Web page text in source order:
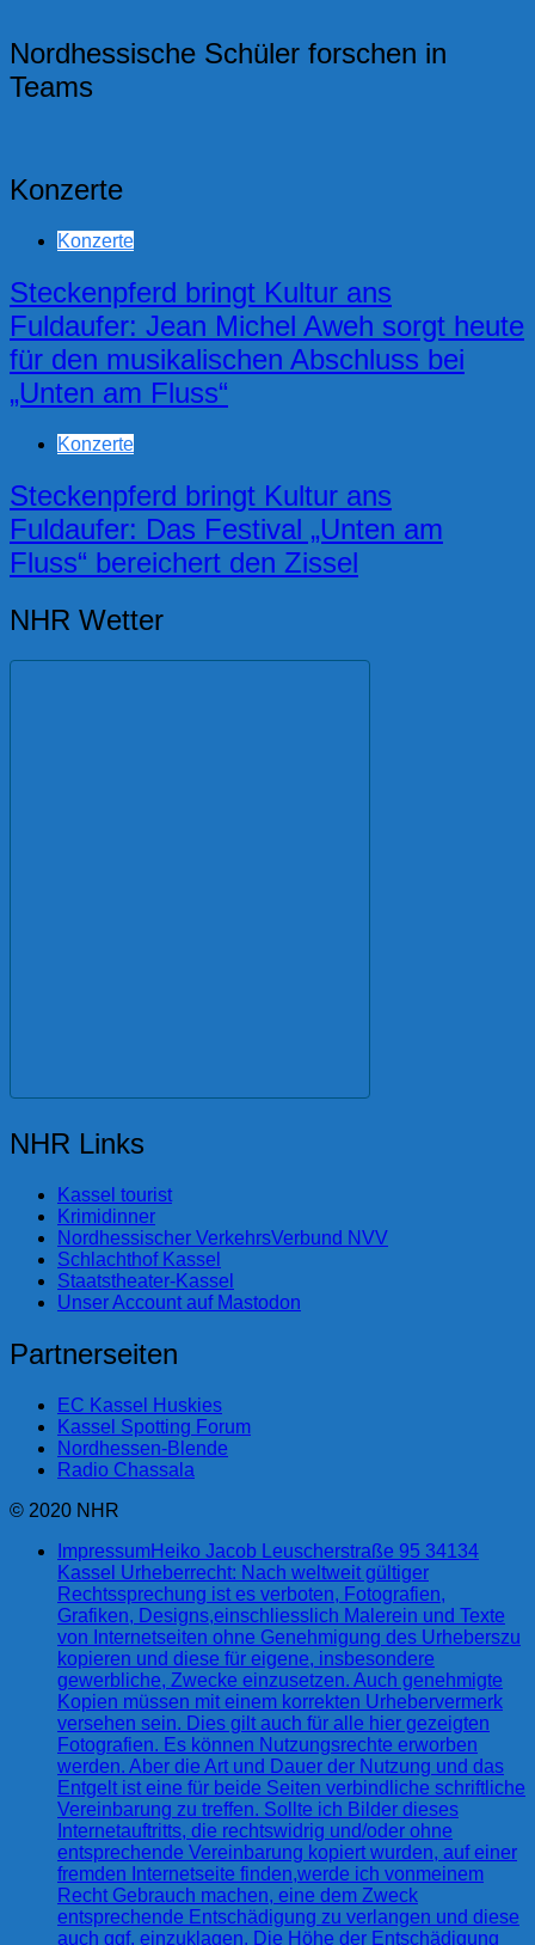
Nordhessische Schüler forschen in
Teams
Konzerte
Konzerte
Steckenpferd bringt Kultur ans
Fuldaufer: Jean Michel Aweh sorgt heute
für den musikalischen Abschluss bei
„Unten am Fluss“
Konzerte
Steckenpferd bringt Kultur ans
Fuldaufer: Das Festival „Unten am
Fluss“ bereichert den Zissel
NHR Wetter
NHR Links
Kassel tourist
Krimidinner
Nordhessischer VerkehrsVerbund NVV
Schlachthof Kassel
Staatstheater-Kassel
Unser Account auf Mastodon
Partnerseiten
EC Kassel Huskies
Kassel Spotting Forum
Nordhessen-Blende
Radio Chassala
© 2020 NHR
ImpressumHeiko Jacob Leuscherstraße 95 34134
Kassel Urheberrecht: Nach weltweit gültiger
Rechtssprechung ist es verboten, Fotografien,
Grafiken, Designs,einschliesslich Malerein und Texte
von Internetseiten ohne Genehmigung des Urheberszu
kopieren und diese für eigene, insbesondere
gewerbliche, Zwecke einzusetzen. Auch genehmigte
Kopien müssen mit einem korrekten Urhebervermerk
versehen sein. Dies gilt auch für alle hier gezeigten
Fotografien. Es können Nutzungsrechte erworben
werden. Aber die Art und Dauer der Nutzung und das
Entgelt ist eine für beide Seiten verbindliche schriftliche
Vereinbarung zu treffen. Sollte ich Bilder dieses
Internetauftritts, die rechtswidrig und/oder ohne
entsprechende Vereinbarung kopiert wurden, auf einer
fremden Internetseite finden,werde ich vonmeinem
Recht Gebrauch machen, eine dem Zweck
entsprechende Entschädigung zu verlangen und diese
auch ggf. einzuklagen. Die Höhe der Entschädigung